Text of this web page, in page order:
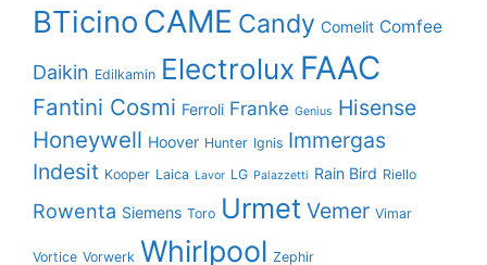
BTicino CAME Candy Comelit Comfee
Daikin Edilkamin Electrolux FAAC
Fantini Cosmi Ferroli Franke Genius Hisense
Honeywell Hoover Hunter Ignis Immergas
Indesit Kooper Laica Lavor LG Palazzetti Rain Bird Riello
Rowenta Siemens Toro Urmet Vemer Vimar
Vortice Vorwerk Whirlpool Zephir